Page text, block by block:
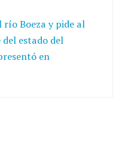
río Boeza y pide al
estado del
en